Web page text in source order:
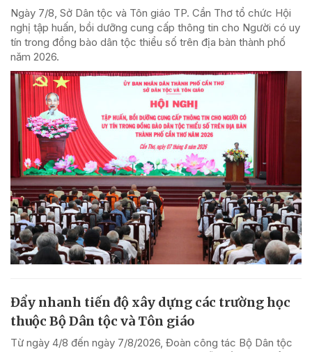
Ngày 7/8, Sở Dân tộc và Tôn giáo TP. Cần Thơ tổ chức Hội
nghị tập huấn, bồi dưỡng cung cấp thông tin cho Người có uy
tín trong đồng bào dân tộc thiểu số trên địa bàn thành phố
năm 2026.
Đẩy nhanh tiến độ xây dựng các trường học
thuộc Bộ Dân tộc và Tôn giáo
Từ ngày 4/8 đến ngày 7/8/2026, Đoàn công tác Bộ Dân tộc